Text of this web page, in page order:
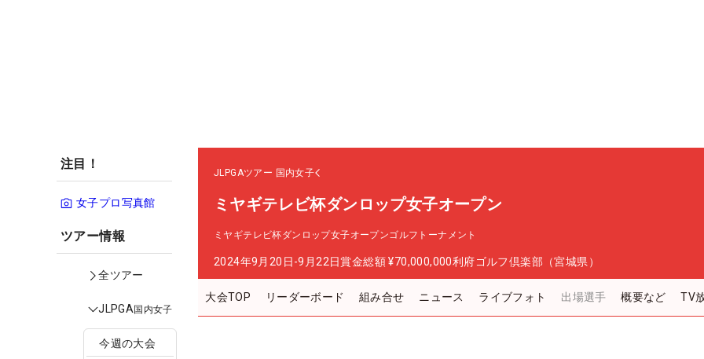
注目！
女子プロ写真館
ツアー情報
全ツアー
JLPGA国内女子
今週の大会
JLPGAツアー 国内女子
ミヤギテレビ杯ダンロップ女子オープン
ミヤギテレビ杯ダンロップ女子オープンゴルフトーナメント
2024年9月20日-9月22日賞金総額 ¥70,000,000利府ゴルフ倶楽部（宮城県）
大会TOP リーダーボード 組み合せ ニュース ライブフォト 出場選手 概要など TV